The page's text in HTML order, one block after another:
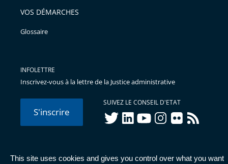
This site uses cookies and gives you control over what you want
VOS DÉMARCHES
Glossaire
INFOLETTRE
Inscrivez-vous à la lettre de la Justice administrative
S'inscrire
SUIVEZ LE CONSEIL D'ETAT
twitterlinkedInyoutubeinstagram
flickr rss